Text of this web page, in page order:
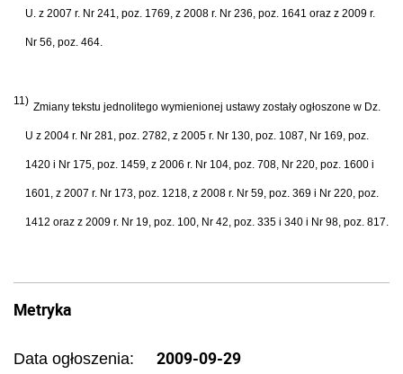
U. z 2007 r. Nr 241, poz. 1769, z 2008 r. Nr 236, poz. 1641 oraz z 2009 r.
Nr 56, poz. 464.
11) Zmiany tekstu jednolitego wymienionej ustawy zostały ogłoszone w Dz.
U z 2004 r. Nr 281, poz. 2782, z 2005 r. Nr 130, poz. 1087, Nr 169, poz.
1420 i Nr 175, poz. 1459, z 2006 r. Nr 104, poz. 708, Nr 220, poz. 1600 i
1601, z 2007 r. Nr 173, poz. 1218, z 2008 r. Nr 59, poz. 369 i Nr 220, poz.
1412 oraz z 2009 r. Nr 19, poz. 100, Nr 42, poz. 335 i 340 i Nr 98, poz. 817.
Metryka
Data ogłoszenia: 2009-09-29